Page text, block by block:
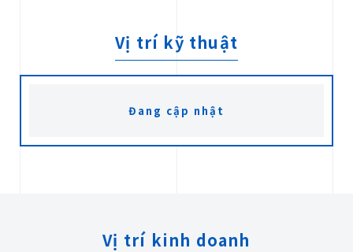
Liên hệ
Vị trí kỹ thuật
Đang cập nhật
Vị trí kinh doanh